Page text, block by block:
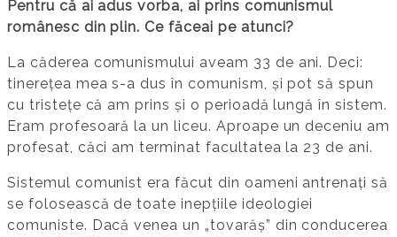
Pentru că ai adus vorba, ai prins comunismul
românesc din plin. Ce făceai pe atunci?
La căderea comunismului aveam 33 de ani. Deci:
tinerețea mea s-a dus în comunism, și pot să spun
cu tristețe că am prins și o perioadă lungă în sistem.
Eram profesoară la un liceu. Aproape un deceniu am
profesat, căci am terminat facultatea la 23 de ani.
Sistemul comunist era făcut din oameni antrenați să
se folosească de toate inepțiile ideologiei
comuniste. Dacă venea un „tovarăș” din conducerea